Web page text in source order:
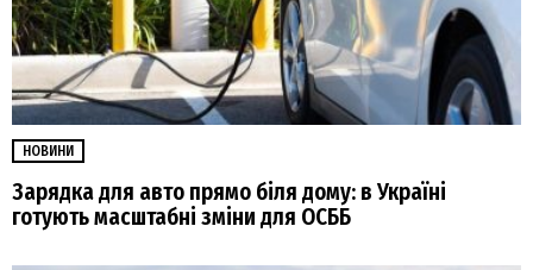
НОВИНИ
Зарядка для авто прямо біля дому: в Україні
готують масштабні зміни для ОСББ